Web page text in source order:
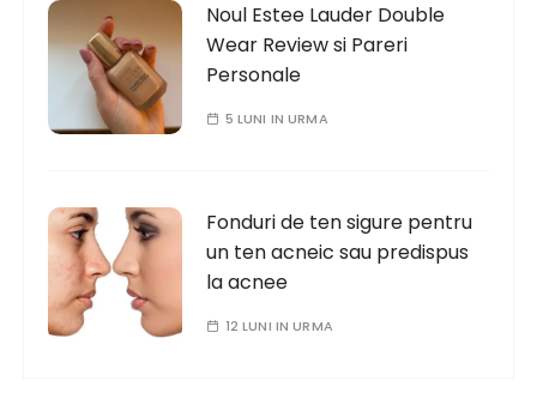
Noul Estee Lauder Double
Wear Review si Pareri
Personale
5 LUNI IN URMA
Fonduri de ten sigure pentru
un ten acneic sau predispus
la acnee
12 LUNI IN URMA